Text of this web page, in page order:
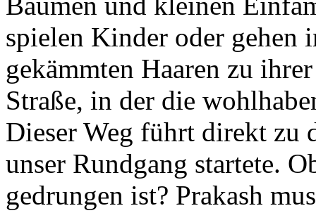
spielen Kinder oder
gekämmten Haaren zu
Straße, in der die
Dieser Weg führt direkt zu
unser Rundgang startete.
gedrungen ist? Prakash